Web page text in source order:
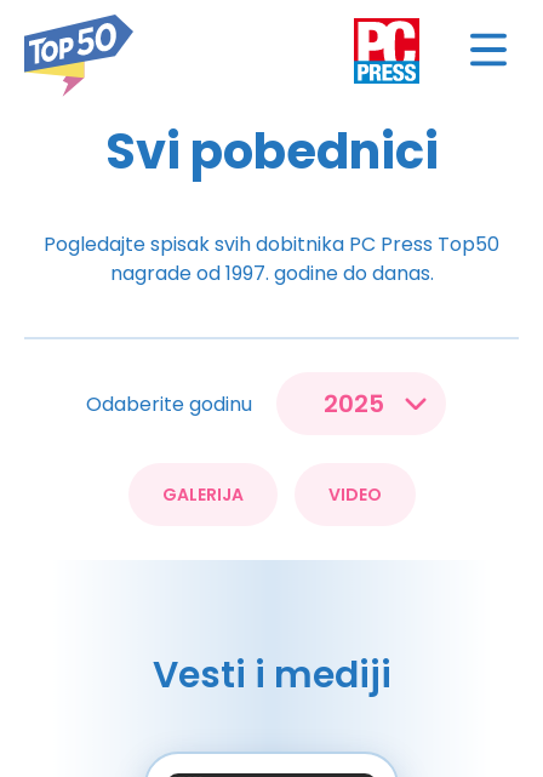
Svi pobednici
Pogledajte spisak svih dobitnika PC Press Top50
nagrade od 1997. godine do danas.
Odaberite godinu
GALERIJA VIDEO
Vesti i mediji